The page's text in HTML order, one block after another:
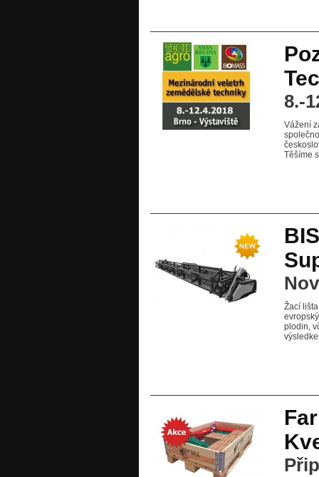
8.-
Vážení
Těšíme
Žací
plodin,